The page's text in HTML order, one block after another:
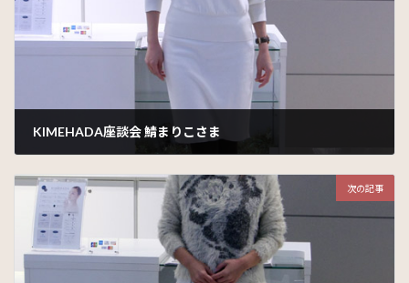
KIMEHADA座談会 鯖まりこさま
次の記事